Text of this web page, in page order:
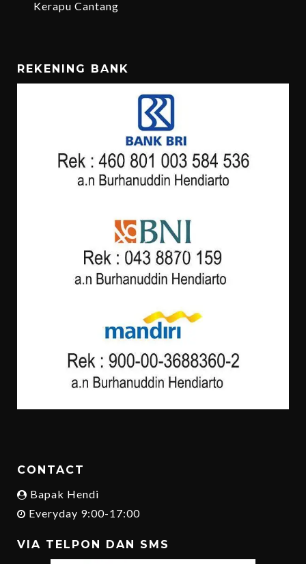
Kerapu Cantang
REKENING BANK
CONTACT
Bapak Hendi
Everyday 9:00-17:00
VIA TELPON DAN SMS